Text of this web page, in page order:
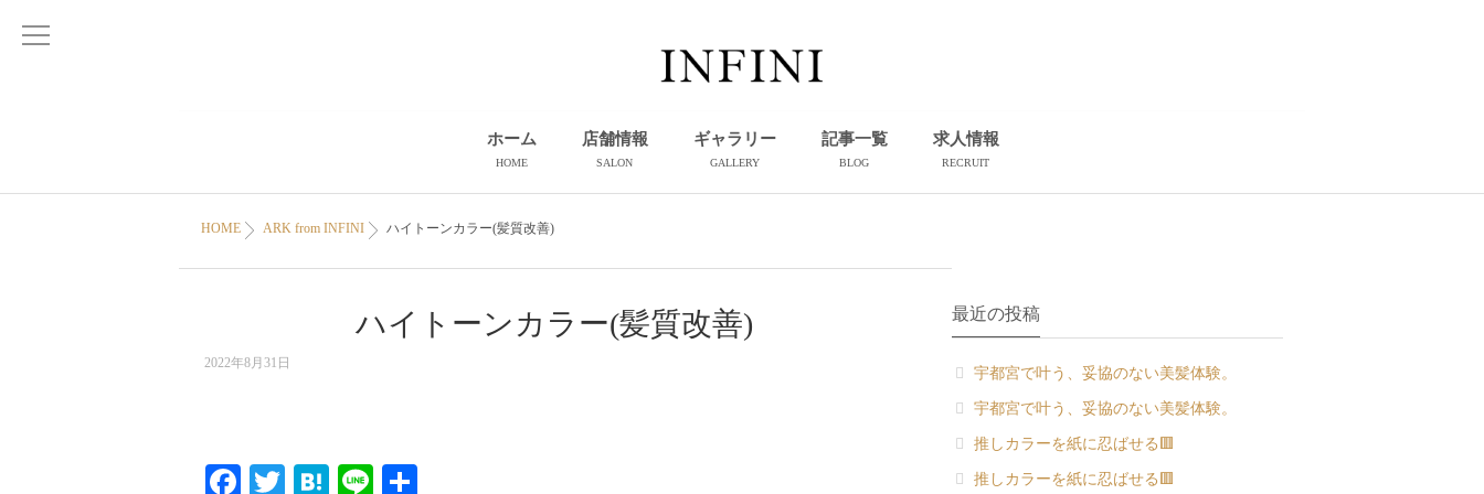
ホーム
HOME
店舗情報
SALON
ギャラリー
GALLERY
記事一覧
BLOG
求人情報
RECRUIT
HOME ARK from INFINI ハイトーンカラー(髪質改善)
ハイトーンカラー(髪質改善)
2022年8月31日
Facebook
TwitterHatena
Line
最近の投稿
宇都宮で叶う、妥協のない美髪体験。
宇都宮で叶う、妥協のない美髪体験。
推しカラーを紙に忍ばせる🟥
推しカラーを紙に忍ばせる🟥